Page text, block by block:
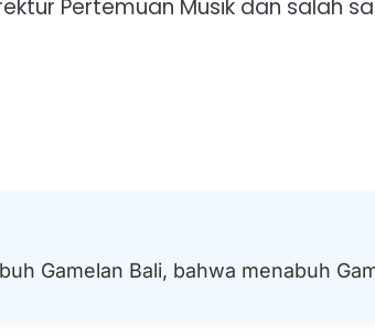
Pertemuan Musik dan salah
Gamelan Bali, bahwa menabuh